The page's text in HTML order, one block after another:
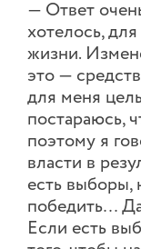
— Ответ
хотелось,
жизни.
это —
для меня
постараюсь,
поэтому я
власти в
есть выборы,
победить…
Если есть